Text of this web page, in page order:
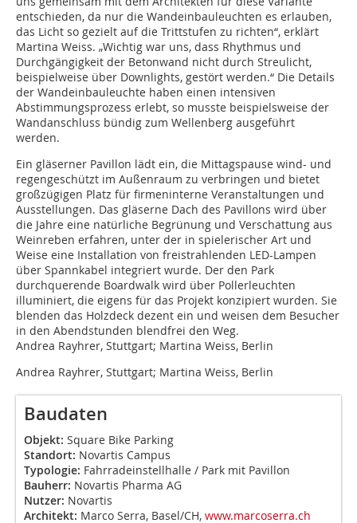
entschieden, da nur die Wandeinbauleuchten es erlauben,
das Licht so gezielt auf die Trittstufen zu richten“, erklärt
Martina Weiss. „Wichtig war uns, dass Rhythmus und
Durchgängigkeit der Betonwand nicht durch Streulicht,
beispielweise über Downlights, gestört werden.“ Die Details
der Wandeinbauleuchte haben einen intensiven
Abstimmungsprozess erlebt, so musste beispielsweise der
Wandanschluss bündig zum Wellenberg ausgeführt
werden.
Ein gläserner Pavillon lädt ein, die Mittagspause wind- und
regengeschützt im Außenraum zu verbringen und bietet
großzügigen Platz für firmeninterne Veranstaltungen und
Ausstellungen. Das gläserne Dach des Pavillons wird über
die Jahre eine natürliche Begrünung und Verschattung aus
Weinreben erfahren, unter der in spielerischer Art und
Weise eine Installation von freistrahlenden LED-Lampen
über Spannkabel integriert wurde. Der den Park
durchquerende Boardwalk wird über Pollerleuchten
illuminiert, die eigens für das Projekt konzipiert wurden. Sie
blenden das Holzdeck dezent ein und weisen dem Besucher
in den Abendstunden blendfrei den Weg.
Andrea Rayhrer, Stuttgart; Martina Weiss, Berlin
Andrea Rayhrer, Stuttgart; Martina Weiss, Berlin
Baudaten
Objekt: Square Bike Parking
Standort: Novartis Campus
Typologie: Fahrradeinstellhalle / Park mit Pavillon
Bauherr: Novartis Pharma AG
Nutzer: Novartis
Architekt: Marco Serra, Basel/CH, www.marcoserra.ch